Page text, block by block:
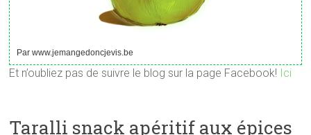
Par www.jemangedoncjevis.be
Et n’oubliez pas de suivre le blog sur la page Facebook! Ici
Taralli snack apéritif aux épices